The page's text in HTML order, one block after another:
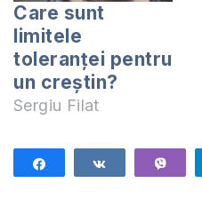
Care sunt
limitele
toleranței pentru
un creștin?
Sergiu Filat